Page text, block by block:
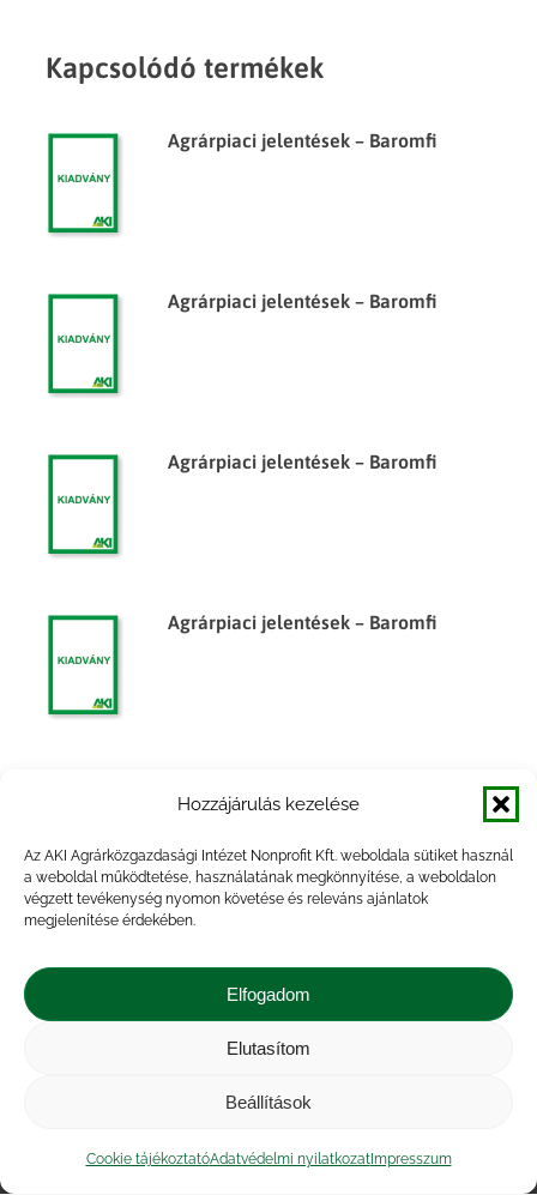
Hozzájárulás kezelése
Az AKI Agrárközgazdasági Intézet Nonprofit Kft. weboldala sütiket használ
a weboldal működtetése, használatának megkönnyítése, a weboldalon
végzett tevékenység nyomon követése és releváns ajánlatok
megjelenítése érdekében.
Elfogadom
Elutasítom
Beállítások
Cookie tájékoztatóAdatvédelmi nyilatkozatImpresszum
Kapcsolódó termékek
Agrárpiaci jelentések – Baromfi
Agrárpiaci jelentések – Baromfi
Agrárpiaci jelentések – Baromfi
Agrárpiaci jelentések – Baromfi
Közérdekű adatok
| Adatvédelmi nyilatkozat
|